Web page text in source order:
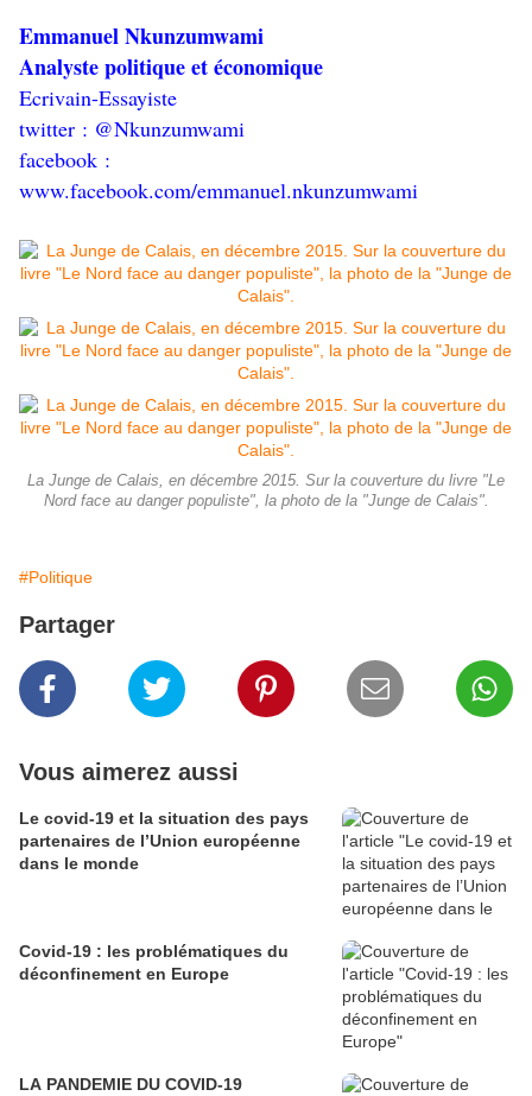
Emmanuel Nkunzumwami
Analyste politique et économique
Ecrivain-Essayiste
twitter : @Nkunzumwami
facebook :
www.facebook.com/emmanuel.nkunzumwami
La Junge de Calais, en décembre 2015. Sur la couverture du livre "Le
Nord face au danger populiste", la photo de la "Junge de Calais".
#Politique
Partager
Vous aimerez aussi
Le covid-19 et la situation des pays
partenaires de l’Union européenne
dans le monde
Covid-19 : les problématiques du
déconfinement en Europe
LA PANDEMIE DU COVID-19